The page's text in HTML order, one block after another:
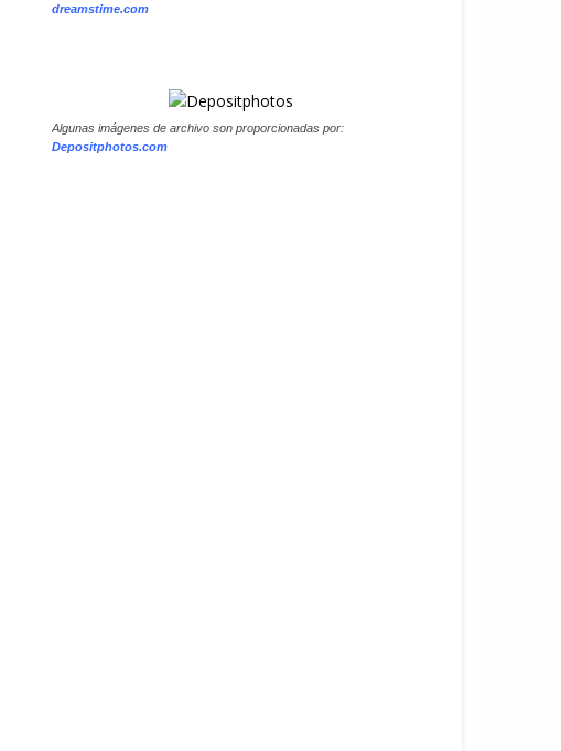
dreamstime.com
Algunas imágenes de archivo son proporcionadas por:
Depositphotos.com